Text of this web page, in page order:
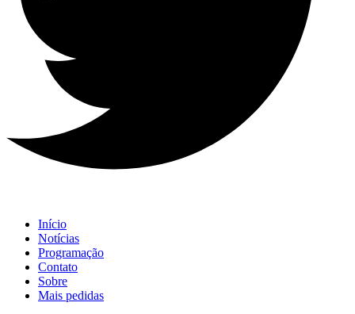
Início
Notícias
Programação
Contato
Sobre
Mais pedidas